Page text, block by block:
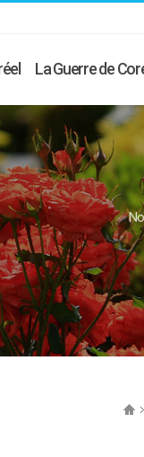
La Guerre de